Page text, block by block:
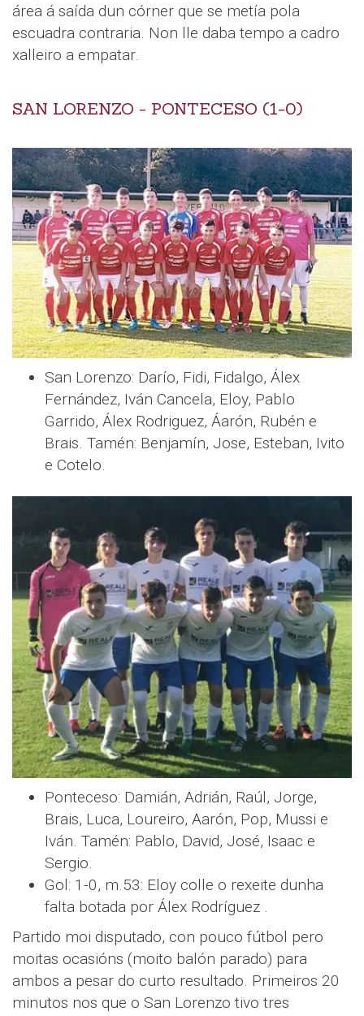
área á saída dun córner que se metía pola
escuadra contraria. Non lle daba tempo a cadro
xalleiro a empatar.
SAN LORENZO - PONTECESO (1-0)
San Lorenzo: Darío, Fidi, Fidalgo, Álex
Fernández, Iván Cancela, Eloy, Pablo
Garrido, Álex Rodriguez, Áarón, Rubén e
Brais. Tamén: Benjamín, Jose, Esteban, Ivito
e Cotelo.
Ponteceso: Damián, Adrián, Raúl, Jorge,
Brais, Luca, Loureiro, Aarón, Pop, Mussi e
Iván. Tamén: Pablo, David, José, Isaac e
Sergio.
Gol: 1-0, m.53: Eloy colle o rexeite dunha
falta botada por Álex Rodríguez .
Partido moi disputado, con pouco fútbol pero
moitas ocasións (moito balón parado) para
ambos a pesar do curto resultado. Primeiros 20
minutos nos que o San Lorenzo tivo tres